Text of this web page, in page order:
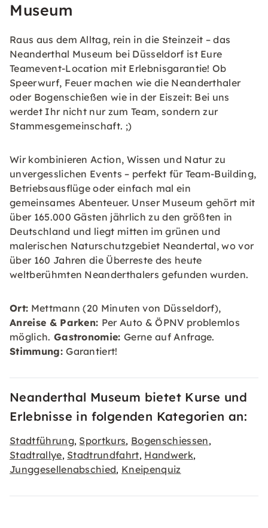
Museum
Raus aus dem Alltag, rein in die Steinzeit – das
Neanderthal Museum bei Düsseldorf ist Eure
Teamevent-Location mit Erlebnisgarantie! Ob
Speerwurf, Feuer machen wie die Neanderthaler
oder Bogenschießen wie in der Eiszeit: Bei uns
werdet Ihr nicht nur zum Team, sondern zur
Stammesgemeinschaft. ;)
Wir kombinieren Action, Wissen und Natur zu
unvergesslichen Events – perfekt für Team-Building,
Betriebsausflüge oder einfach mal ein
gemeinsames Abenteuer. Unser Museum gehört mit
über 165.000 Gästen jährlich zu den größten in
Deutschland und liegt mitten im grünen und
malerischen Naturschutzgebiet Neandertal, wo vor
über 160 Jahren die Überreste des heute
weltberühmten Neanderthalers gefunden wurden.
Ort: Mettmann (20 Minuten von Düsseldorf),
Anreise & Parken: Per Auto & ÖPNV problemlos
möglich. Gastronomie:Gerne auf Anfrage.
Stimmung:Garantiert!
Neanderthal Museum bietet Kurse und
Erlebnisse in folgenden Kategorien an:
Stadtführung, Sportkurs, Bogenschiessen,
Stadtrallye, Stadtrundfahrt, Handwerk,
Junggesellenabschied, Kneipenquiz